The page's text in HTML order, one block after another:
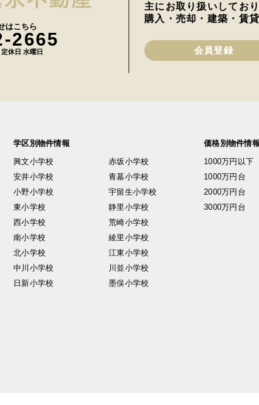
はこちら
2665
休日 水曜日
主にお取り扱いしており
購入・売却・建築・賃
会員登録
学区別物件情報
興文小学校
安井小学校
小野小学校
東小学校
西小学校
南小学校
北小学校
中川小学校
日新小学校
赤坂小学校
青墓小学校
宇留生小学校
静里小学校
荒崎小学校
綾里小学校
江東小学校
川並小学校
墨俣小学校
価格別物件情報
1000万円以下
1000万円台
2000万円台
3000万円台